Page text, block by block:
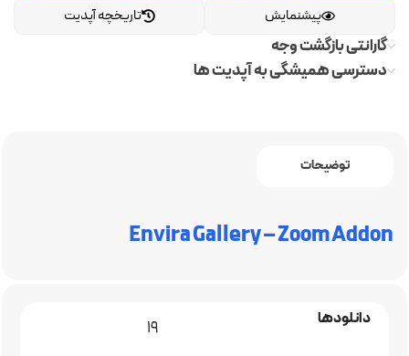
تاریخچه آپدیت
پیشنمایش
گارانتی بازگشت وجه
دسترسی همیشگی به آپدیت ها
توضیحات
Envira Gallery – Zoom Addon
دانلودها 19